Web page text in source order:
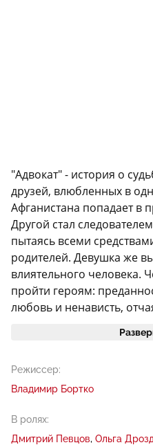
"Адвокат" - история о
друзей, влюбленных в
Афганистана попадает в
Другой стал
пытаясь всеми
родителей. Девушка же
влиятельного человека.
пройти героям:
любовь и ненависть,
Режиссер:
Владимир Бортко
В ролях:
Дмитрий Певцов Ольга